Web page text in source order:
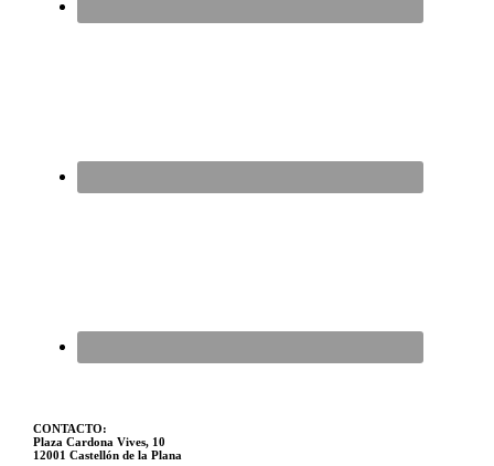
CONTACTO:
Plaza Cardona Vives, 10
12001 Castellón de la Plana